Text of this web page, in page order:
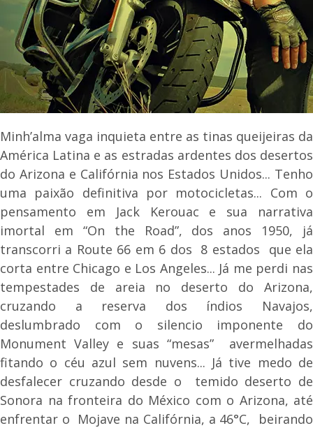
Minh’alma vaga inquieta entre as tinas queijeiras da
América Latina e as estradas ardentes dos desertos
do Arizona e Califórnia nos Estados Unidos... Tenho
uma paixão definitiva por motocicletas... Com o
pensamento em Jack Kerouac e sua narrativa
imortal em “On the Road”, dos anos 1950, já
transcorri a Route 66 em 6 dos 8 estados que ela
corta entre Chicago e Los Angeles... Já me perdi nas
tempestades de areia no deserto do Arizona,
cruzando a reserva dos índios Navajos,
deslumbrado com o silencio imponente do
Monument Valley e suas “mesas” avermelhadas
fitando o céu azul sem nuvens... Já tive medo de
desfalecer cruzando desde o temido deserto de
Sonora na fronteira do México com o Arizona, até
enfrentar o Mojave na Califórnia, a 46°C, beirando